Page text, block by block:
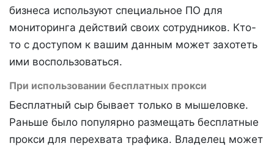
бизнеса используют специальное ПО для
мониторинга действий своих сотрудников. Кто-
то с доступом к вашим данным может захотеть
ими воспользоваться.
При использовании бесплатных прокси
Бесплатный сыр бывает только в мышеловке.
Раньше было популярно размещать бесплатные
прокси для перехвата трафика. Владелец может